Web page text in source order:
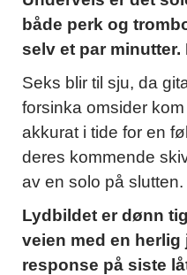
både perk og
selv et par
Seks blir til sju, da
forsinka omsider
akkurat i tide for en
deres kommende
av en solo på slutten.
Lydbildet er dønn
veien med en herlig
response på siste